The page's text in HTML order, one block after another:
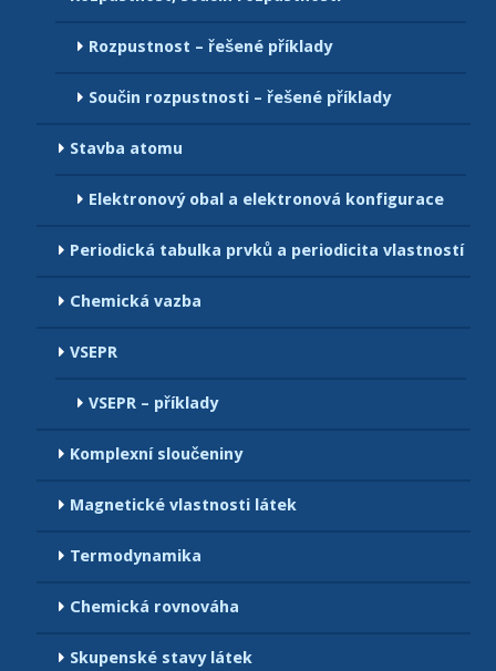
Rozpustnost – řešené příklady
Součin rozpustnosti – řešené příklady
Stavba atomu
Elektronový obal a elektronová konfigurace
Periodická tabulka prvků a periodicita vlastností
Chemická vazba
VSEPR
VSEPR – příklady
Komplexní sloučeniny
Magnetické vlastnosti látek
Termodynamika
Chemická rovnováha
Skupenské stavy látek